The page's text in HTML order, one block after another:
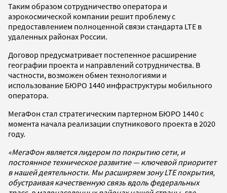
Таким образом сотрудничество оператора и
аэрокосмической компании решит проблему с
предоставлением полноценной связи стандарта LTE в
удаленных районах России.
Договор предусматривает постепенное расширение
географии проекта и направлений сотрудничества. В
частности, возможен обмен технологиями и
использование БЮРО 1440 инфраструктуры мобильного
оператора.
МегаФон стал стратегическим партерном БЮРО 1440 с
момента начала реализации спутникового проекта в 2020
году.
«МегаФон является лидером по покрытию сети, и
постоянное техническое развитие — ключевой приоритет
в нашей деятельности. Мы расширяем зону LTE покрытия,
обустраивая качественную связь вдоль федеральных